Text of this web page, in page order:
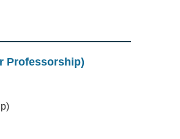
Professorship)